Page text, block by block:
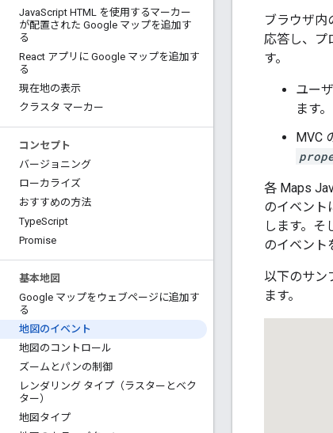
JavaScript HTML を使用するマーカー
が配置された Google マップを追加す
る
React アプリに Google マップを追加す
る
現在地の表示
クラスタ マーカー
コンセプト
バージョニング
ローカライズ
おすすめの方法
TypeScript
Promise
基本地図
Google マップをウェブページに追加す
る
地図のイベント
地図のコントロール
ズームとパンの制御
レンダリング タイプ（ラスターとベク
ター）
地図タイプ
ブラウザ内
応答し、プ
す。
ユー
ます
MVC
各 Maps
のイベント
します。そ
のイベント
以下のサン
ます。